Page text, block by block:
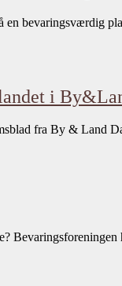
en bevaringsværdig
i
fra By & Land